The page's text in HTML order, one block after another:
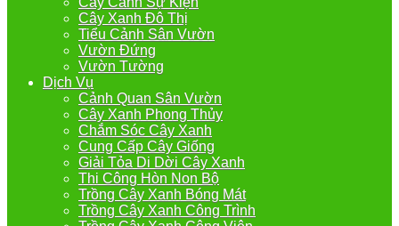
Cây Xanh Đô Thị
Tiểu Cảnh Sân Vườn
Vườn Đứng
Vườn Tường
Dịch Vụ
Cảnh Quan Sân Vườn
Cây Xanh Phong Thủy
Chắm Sóc Cây Xanh
Cung Cấp Cây Giống
Giải Tỏa Di Dời Cây Xanh
Thi Công Hòn Non Bộ
Trồng Cây Xanh Bóng Mát
Trồng Cây Xanh Công Trình